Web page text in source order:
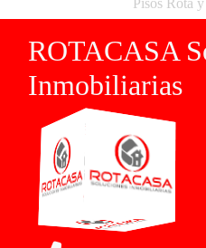
Pisos Rota
ROTACASA
Inmobiliarias